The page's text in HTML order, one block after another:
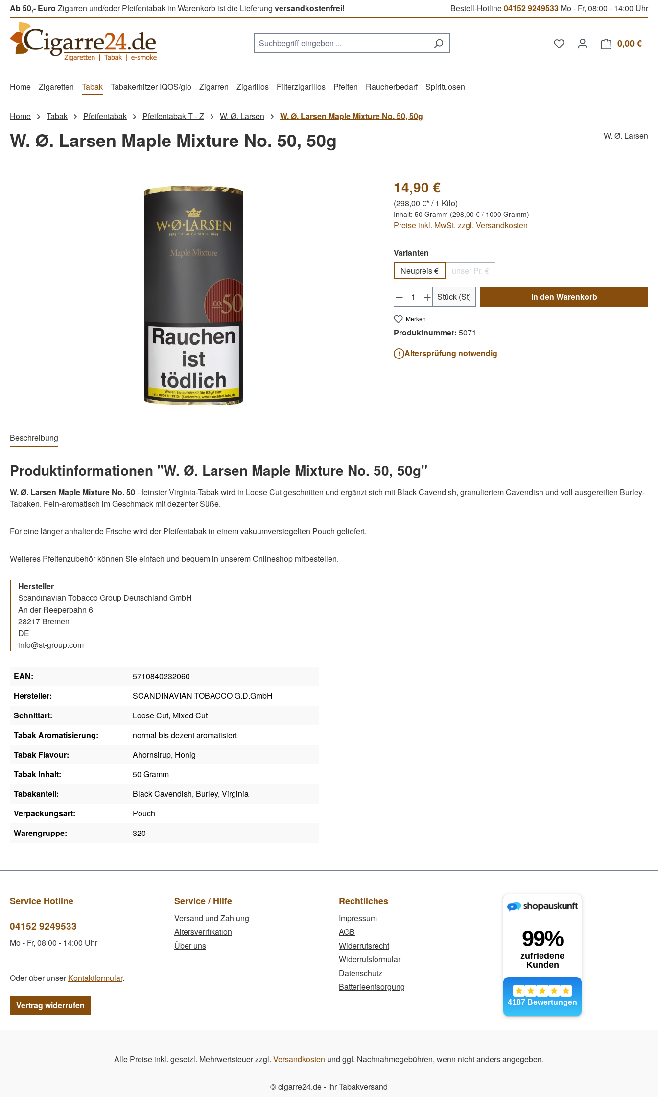
Hauptinhalt springen
Zur Suche springen
Zur Hauptnavigation springen
Ab 50,- Euro Zigarren und/oder Pfeifentabak im Warenkorb ist die Lieferung versandkostenfrei! Bestell-Hotline04152 9249533 Mo - Fr, 08:00 - 14:00 Uhr
Du hast 0 Produkte auf
0,00 €
Home Zigaretten Tabak Tabakerhitzer IQOS/glo Zigarren Zigarillos Filterzigarillos Pfeifen Raucherbedarf Spirituosen
Home Tabak Pfeifentabak Pfeifentabak T - Z W. Ø. Larsen W. Ø. Larsen Maple Mixture No. 50, 50g
W. Ø. Larsen Maple Mixture No. 50, 50g W. Ø. Larsen
14,90 €
(298,00 €* / 1 Kilo)
Inhalt: 50 Gramm (298,00 € / 1000 Gramm)
Preise inkl. MwSt. zzgl. Versandkosten
Varianten
Neupreis €
unser Pr. €
(Diese Option ist zurzeit nicht verfügbar.)
Produkt Anzahl: Gib den gewünschten Wert ein
Stück (St) In den Warenkorb
Merken
Produktnummer: 5071
Altersprüfung notwendig
Beschreibung
Produktinformationen "W. Ø. Larsen Maple Mixture No. 50, 50g"
W. Ø. Larsen Maple Mixture No. 50- feinster Virginia-Tabak wird in Loose Cut geschnitten und ergänzt sich mit Black Cavendish, granuliertem Cavendish und voll ausgereiften Burley-
Tabaken. Fein-aromatisch im Geschmack mit dezenter Süße.
Für eine länger anhaltende Frische wird der Pfeifentabak in einem vakuumversiegelten Pouch geliefert.
Weiteres Pfeifenzubehör können Sie einfach und bequem in unserem Onlineshop mitbestellen.
Hersteller
Scandinavian Tobacco Group Deutschland GmbH
An der Reeperbahn 6
28217 Bremen
DE
info@st-group.com
EAN:
5710840232060
Hersteller:
SCANDINAVIAN TOBACCO G.D.GmbH
Schnittart:
Loose Cut, Mixed Cut
Tabak Aromatisierung:
normal bis dezent aromatisiert
Tabak Flavour:
Ahornsirup, Honig
Tabak Inhalt:
50 Gramm
Tabakanteil:
Black Cavendish, Burley, Virginia
Verpackungsart:
Pouch
Warengruppe:
320
Service Hotline
04152 9249533
Mo - Fr, 08:00 - 14:00 Uhr
Oder über unserKontaktformular.
Vertrag widerrufen
Service / Hilfe
Versand und Zahlung
Altersverifikation
Über uns
Rechtliches
Impressum
AGB
Widerrufsrecht
Widerrufsformular
Datenschutz
Batterieentsorgung
Alle Preise inkl. gesetzl. Mehrwertsteuer zzgl. Versandkosten und ggf. Nachnahmegebühren, wenn nicht anders angegeben.
© cigarre24.de - Ihr Tabakversand